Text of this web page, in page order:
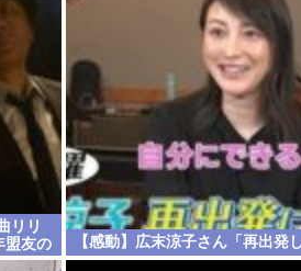
リリ
盟友の
【感動】広末涼子さん「再出発